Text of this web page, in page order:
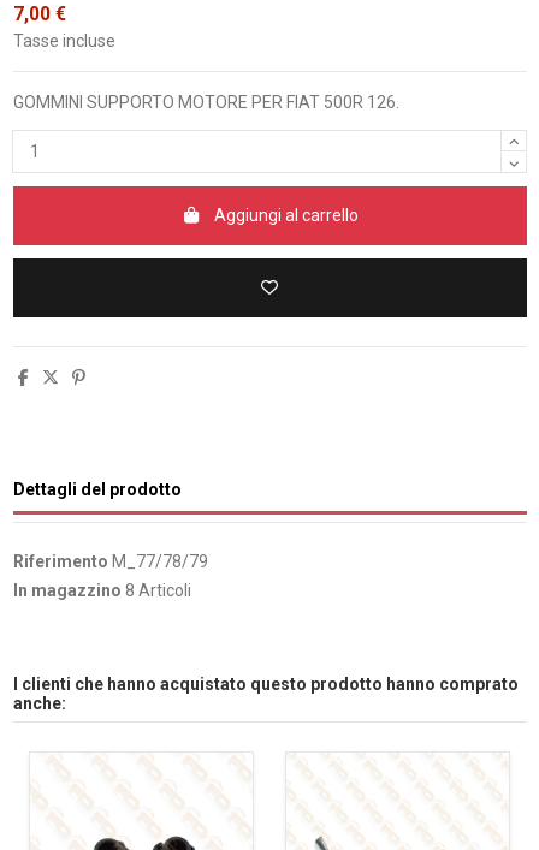
7,00 €
Tasse incluse
GOMMINI SUPPORTO MOTORE PER FIAT 500R 126.
Aggiungi al carrello
Dettagli del prodotto
Riferimento M_77/78/79
In magazzino 8 Articoli
I clienti che hanno acquistato questo prodotto hanno comprato
anche: